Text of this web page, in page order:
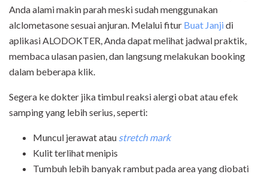
Anda alami makin parah meski sudah menggunakan
alclometasone sesuai anjuran. Melaluifitur Buat Janjidi
aplikasi ALODOKTER, Anda dapat melihat jadwal praktik,
membaca ulasan pasien, dan langsung melakukan booking
dalam beberapa klik.
Segera ke dokter jika timbul reaksi alergi obat atau efek
samping yang lebih serius, seperti:
Muncul jerawat atau stretch mark
Kulit terlihat menipis
Tumbuh lebih banyak rambut pada area yang diobati